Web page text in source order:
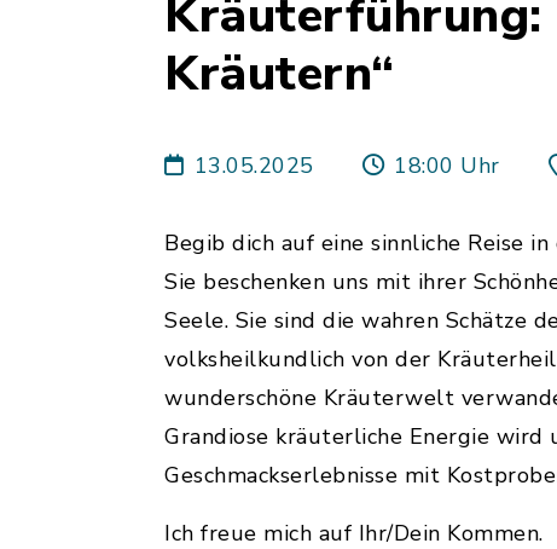
Kräuterführung:
Kräutern“
13.05.2025 18:00 Uhr
Begib dich auf eine sinnliche Reise
Sie beschenken uns mit ihrer
Seele. Sie sind die wahren Schätze
volksheilkundlich von der
wunderschöne Kräuterwelt
Grandiose kräuterliche Energie wird
Geschmackserlebnisse mit
Ich freue mich auf Ihr/Dein Kommen.